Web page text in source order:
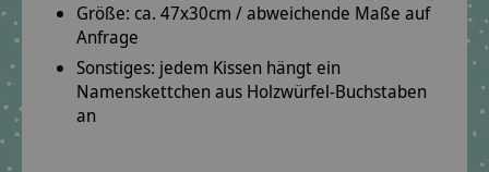
Größe: ca. 47x30cm / abweichende Maße auf
Anfrage
Sonstiges: jedem Kissen hängt ein
Namenskettchen aus Holzwürfel-Buchstaben
an